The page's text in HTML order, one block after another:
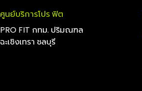
ศูนย์บริการโปร ฟิต
PRO FIT กทม. ปริมณฑล
ฉะเชิงเทรา ชลบุรี